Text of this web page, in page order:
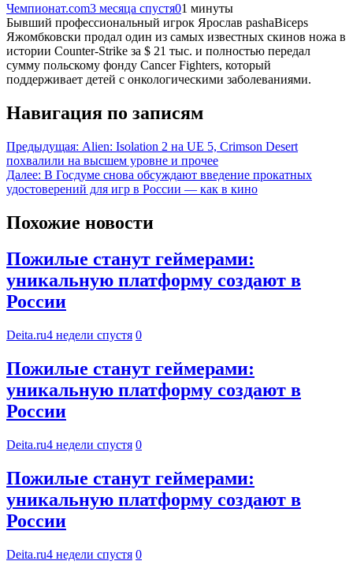
Чемпионат.com3 месяца спустя01 минуты
Бывший профессиональный игрок Ярослав pashaBiceps
Яжомбковски продал один из самых известных скинов ножа в
истории Counter-Strike за $ 21 тыс. и полностью передал
сумму польскому фонду Cancer Fighters, который
поддерживает детей с онкологическими заболеваниями.
Навигация по записям
Предыдущая: Alien: Isolation 2 на UE 5, Crimson Desert
похвалили на высшем уровне и прочее
Далее: В Госдуме снова обсуждают введение прокатных
удостоверений для игр в России — как в кино
Похожие новости
Пожилые станут геймерами:
уникальную платформу создают в
России
Deita.ru4 недели спустя 0
Пожилые станут геймерами:
уникальную платформу создают в
России
Deita.ru4 недели спустя 0
Пожилые станут геймерами:
уникальную платформу создают в
России
Deita.ru4 недели спустя 0